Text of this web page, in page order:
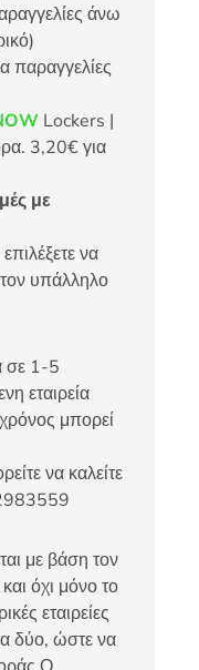
άνω
παραγγελίες
Lockers |
3,20€ για
με
να
υπάλληλο
σε 1-5
εταιρεία
μπορεί
να καλείτε
με βάση τον
όχι μόνο το
εταιρείες
δύο, ώστε να